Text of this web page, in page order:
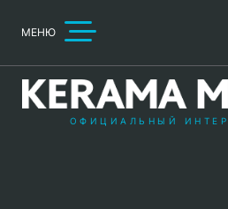
МЕНЮ
ОФИЦИАЛЬНЫЙ